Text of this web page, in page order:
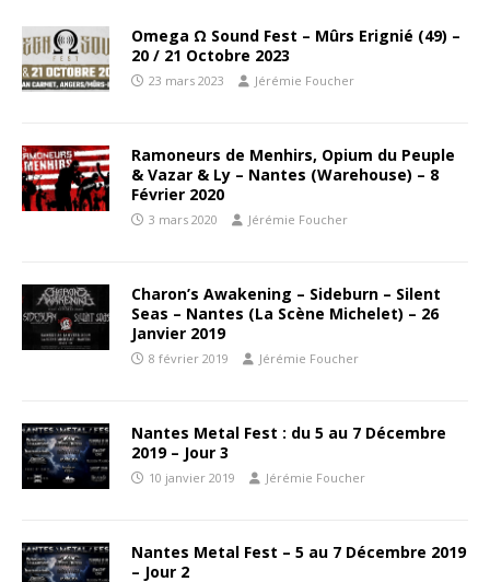
Omega Ω Sound Fest – Mûrs Erignié (49) –
20 / 21 Octobre 2023
23 mars 2023 Jérémie Foucher
Ramoneurs de Menhirs, Opium du Peuple
& Vazar & Ly – Nantes (Warehouse) – 8
Février 2020
3 mars 2020 Jérémie Foucher
Charon’s Awakening – Sideburn – Silent
Seas – Nantes (La Scène Michelet) – 26
Janvier 2019
8 février 2019 Jérémie Foucher
Nantes Metal Fest : du 5 au 7 Décembre
2019 – Jour 3
10 janvier 2019 Jérémie Foucher
Nantes Metal Fest – 5 au 7 Décembre 2019
– Jour 2